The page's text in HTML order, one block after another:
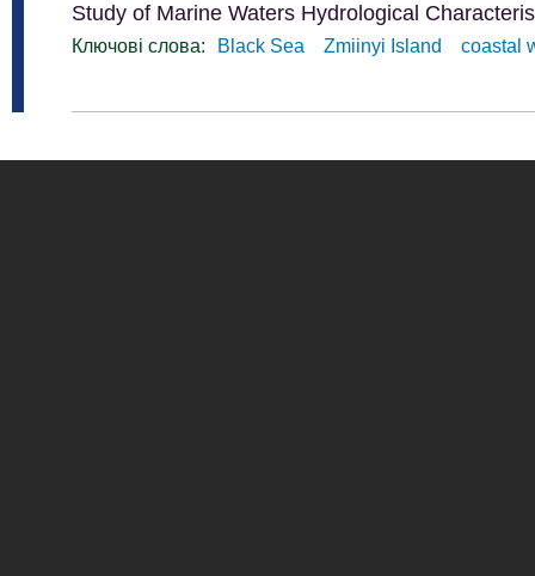
Study of Marine Waters Hydrological
Ключові слова: Black Sea Zmiinyi Island coastal